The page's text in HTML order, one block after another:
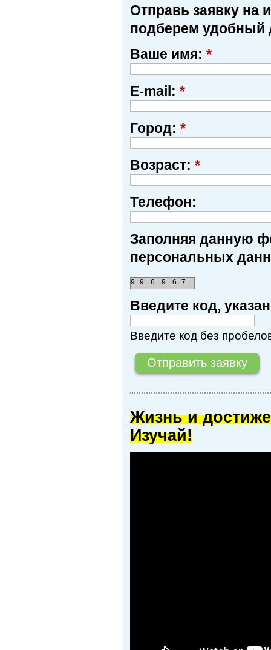
Отправь заявку на
подберем удобный
Ваше имя: *
E-mail: *
Город: *
Возраст: *
Телефон:
Заполняя данную
персональных
9 6 7
9
6
9
Введите код,
Введите код без
Жизнь и
Изучай!